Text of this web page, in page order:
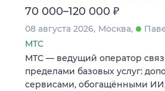
70 000–120 000 ₽
08 августа 2026 Москва
МТС
МТС — ведущий оператор
пределами базовых услуг:
сервисами, обогащёнными